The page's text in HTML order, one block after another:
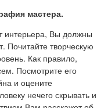
мастера.
интерьера, Вы должны
Почитайте творческую
Как правило,
Посмотрите его
и оцените
нечего скрывать и